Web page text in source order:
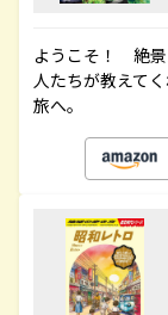
ようこそ！ 絶景
人たちが教えて
旅へ。